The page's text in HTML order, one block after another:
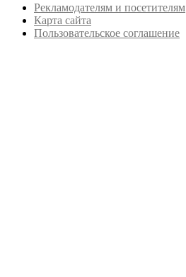
Рекламодателям и посетителям
Карта сайта
Пользовательское соглашение